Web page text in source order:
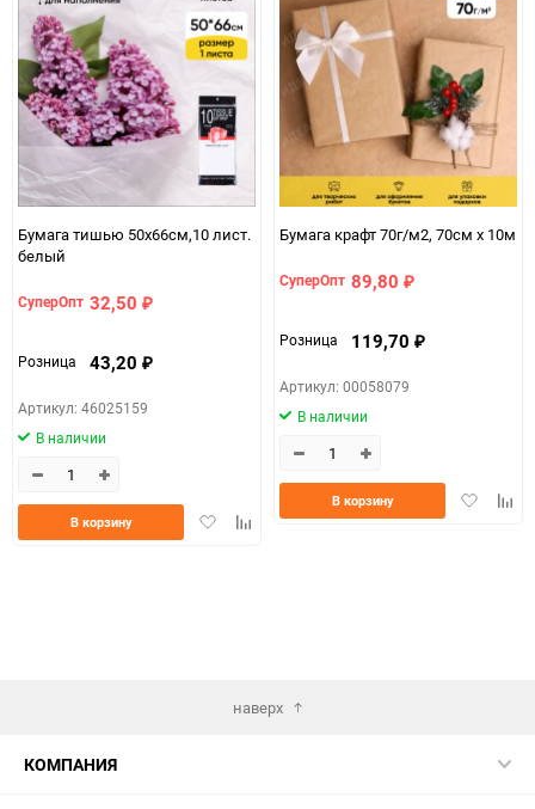
Количество в коробке 120
Единица измерения упак
Бумага тишью 50х66см,10 лист.
белый
СуперОпт 32,50 ₽
Розница 43,20 ₽
Артикул: 46025159
В наличии
ДобавитьДобавить
В корзину
Бумага крафт 70г/м2, 70см x 10м
СуперОпт 89,80 ₽
Розница 119,70 ₽
Артикул: 00058079
В наличии
Добавить
В корзину
наверх
КОМПАНИЯ